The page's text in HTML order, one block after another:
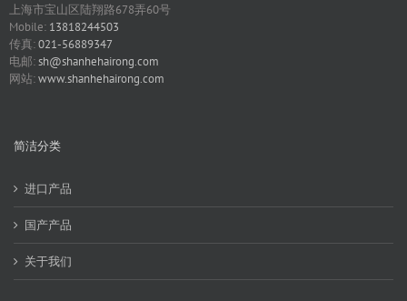
上海市宝山区陆翔路678弄60号
Mobile: 13818244503
传真:021-56889347
电邮:sh@shanhehairong.com
网站:www.shanhehairong.com
简洁分类
进口产品
国产产品
关于我们